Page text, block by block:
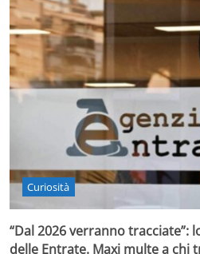
Curiosità
“Dal 2026 verranno tracciate”:
delle Entrate. Maxi multe a chi